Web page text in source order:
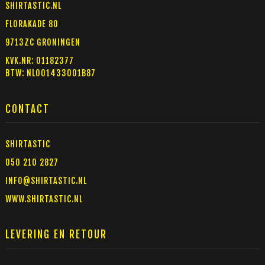
SHIRTASTIC.NL
FLORAKADE 80
9713ZC GRONINGEN
KVK.NR: 01182377
BTW: NL001433001B87
CONTACT
SHIRTASTIC
050 210 2827
INFO@SHIRTASTIC.NL
WWW.SHIRTASTIC.NL
LEVERING EN RETOUR